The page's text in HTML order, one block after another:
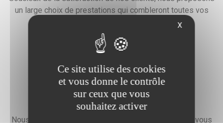
un large choix de prestations qui combleront toutes vos
Devis gratuit
Nous faisons preuve d'une grande disponibilité pour vous
X
Ce site utilise des cookies
et vous donne le contrôle
sur ceux que vous
souhaitez activer